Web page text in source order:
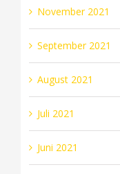
November 2021
September 2021
August 2021
Juli 2021
Juni 2021